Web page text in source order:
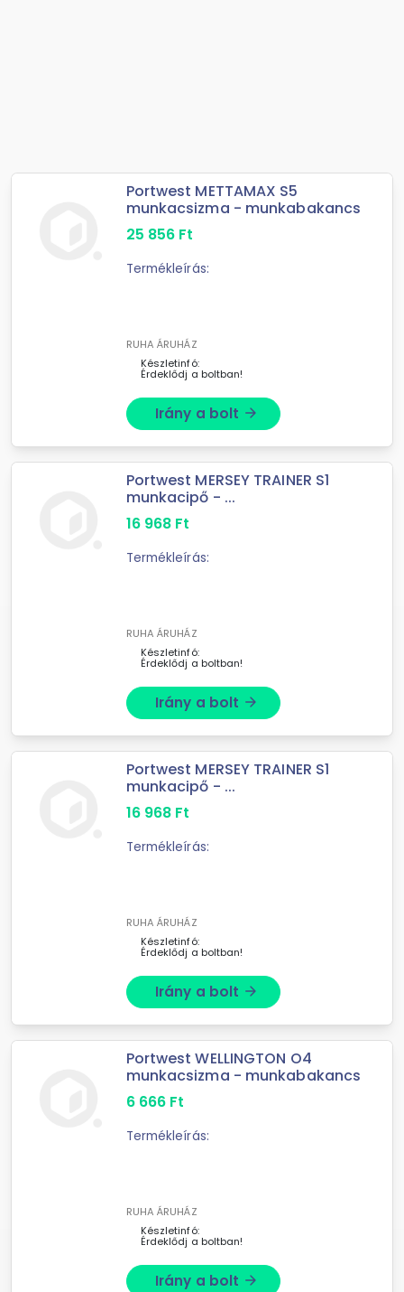
Portwest METTAMAX S5
munkacsizma - munkabakancs
25 856 Ft
Termékleírás:
RUHA ÁRUHÁZ
Készletinfó:
Érdeklődj a boltban!
Irány a bolt arrow_forward
Portwest MERSEY TRAINER S1
munkacipő - ...
16 968 Ft
Termékleírás:
RUHA ÁRUHÁZ
Készletinfó:
Érdeklődj a boltban!
Irány a bolt arrow_forward
Portwest MERSEY TRAINER S1
munkacipő - ...
16 968 Ft
Termékleírás:
RUHA ÁRUHÁZ
Készletinfó:
Érdeklődj a boltban!
Irány a bolt arrow_forward
Portwest WELLINGTON O4
munkacsizma - munkabakancs
6 666 Ft
Termékleírás:
RUHA ÁRUHÁZ
Készletinfó:
Érdeklődj a boltban!
Irány a bolt arrow_forward